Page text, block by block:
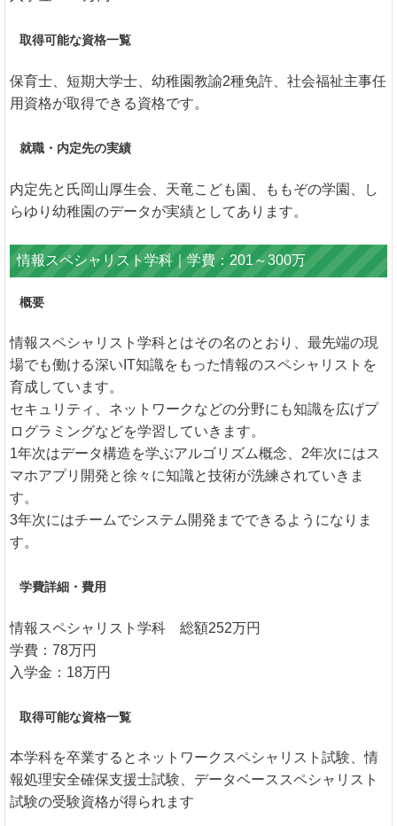
取得可能な資格一覧
保育士、短期大学士、幼稚園教諭2種免許、社会福祉主事任
用資格が取得できる資格です。
就職・内定先の実績
内定先と氏岡山厚生会、天竜こども園、ももぞの学園、し
らゆり幼稚園のデータが実績としてあります。
情報スペシャリスト学科｜学費：201～300万
概要
情報スペシャリスト学科とはその名のとおり、最先端の現
場でも働ける深いIT知識をもった情報のスペシャリストを
育成しています。
セキュリティ、ネットワークなどの分野にも知識を広げプ
ログラミングなどを学習していきます。
1年次はデータ構造を学ぶアルゴリズム概念、2年次にはス
マホアプリ開発と徐々に知識と技術が洗練されていきま
す。
3年次にはチームでシステム開発までできるようになりま
す。
学費詳細・費用
情報スペシャリスト学科 総額252万円
学費：78万円
入学金：18万円
取得可能な資格一覧
本学科を卒業するとネットワークスペシャリスト試験、情
報処理安全確保支援士試験、データベーススペシャリスト
試験の受験資格が得られます